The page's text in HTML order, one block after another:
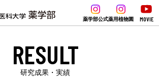
薬学部公式薬用植物園 MOVIE
RESULT
研究成果・実績